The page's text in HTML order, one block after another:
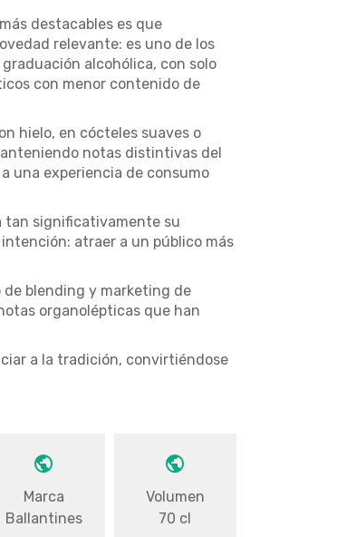
destacables es que
relevante: es uno de los
alcohólica, con solo
con menor contenido de
hielo, en cócteles suaves o
notas distintivas del
una experiencia de consumo
tan significativamente su
atraer a un público más
blending y marketing de
organolépticas que han
a la tradición, convirtiéndose
Marca
Ballantines
Volumen
70 cl